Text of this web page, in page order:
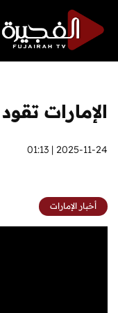
الإمارات
2025-11-24 | 01:13
أخبار الإمارات